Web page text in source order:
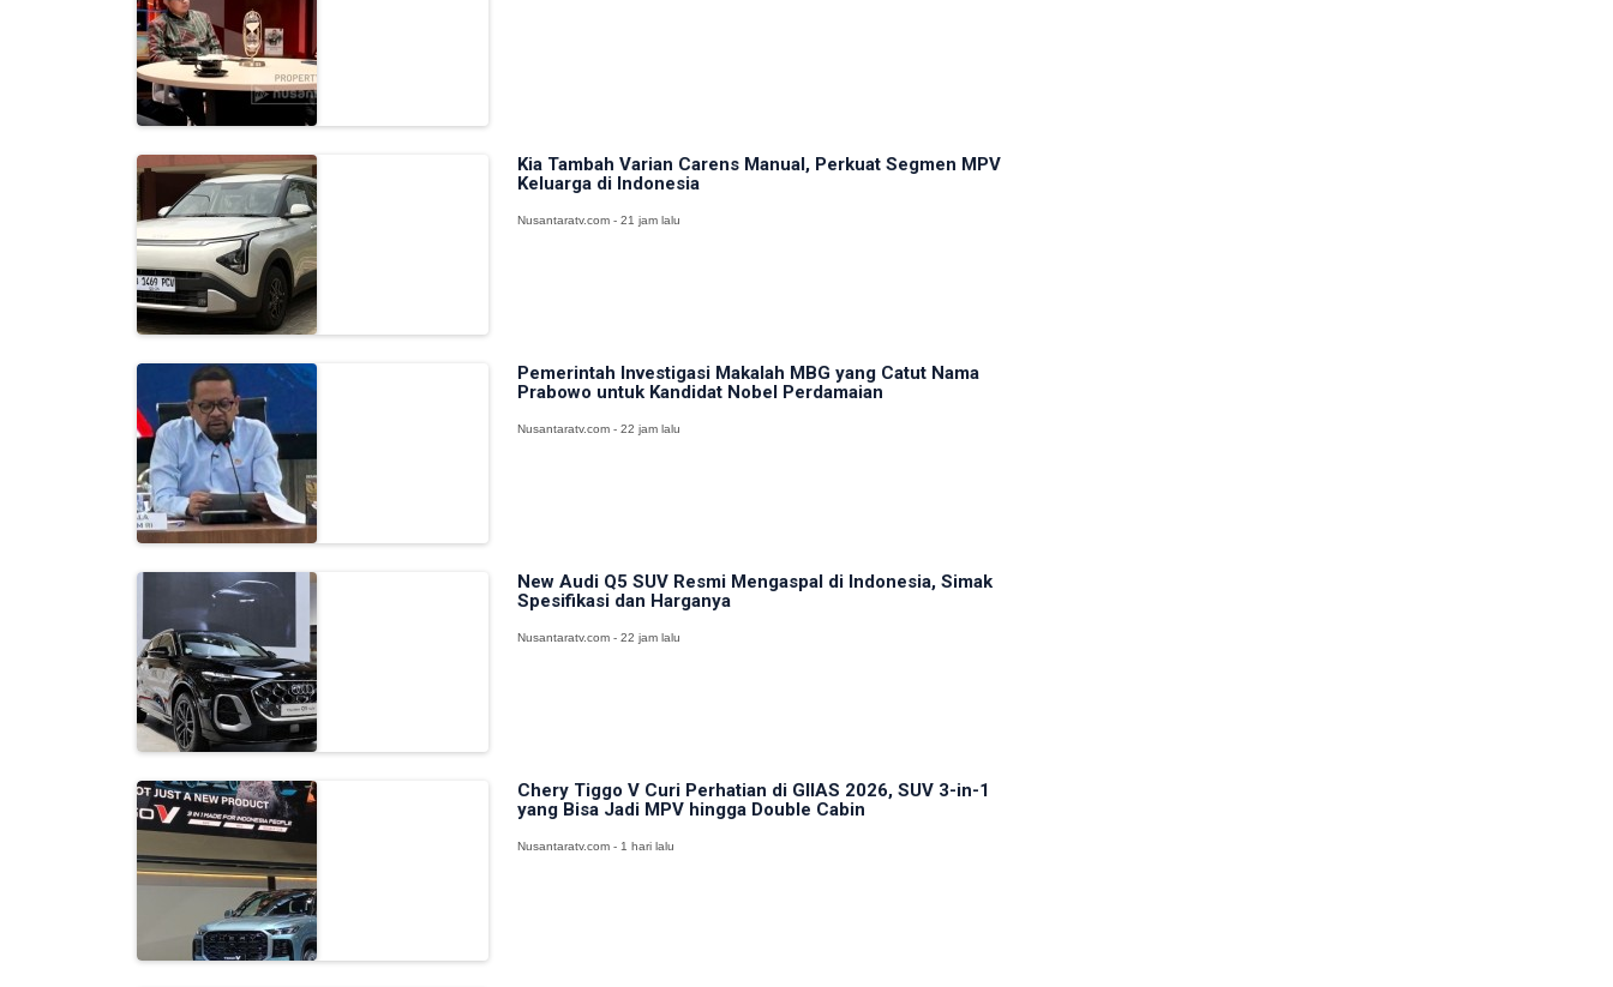
Kia Tambah Varian Carens Manual, Perkuat Segmen MPV
Keluarga di Indonesia
Nusantaratv.com - 21 jam lalu
Pemerintah Investigasi Makalah MBG yang Catut Nama
Prabowo untuk Kandidat Nobel Perdamaian
Nusantaratv.com - 22 jam lalu
New Audi Q5 SUV Resmi Mengaspal di Indonesia, Simak
Spesifikasi dan Harganya
Nusantaratv.com - 22 jam lalu
Chery Tiggo V Curi Perhatian di GIIAS 2026, SUV 3-in-1
yang Bisa Jadi MPV hingga Double Cabin
Nusantaratv.com - 1 hari lalu